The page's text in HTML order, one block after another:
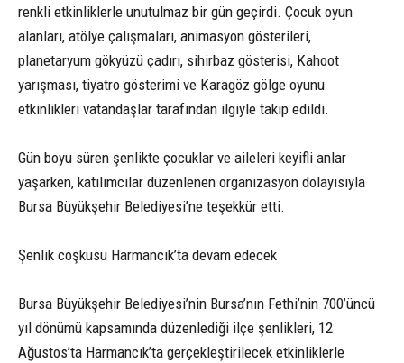
renkli etkinliklerle unutulmaz bir gün geçirdi. Çocuk oyun
alanları, atölye çalışmaları, animasyon gösterileri,
planetaryum gökyüzü çadırı, sihirbaz gösterisi, Kahoot
yarışması, tiyatro gösterimi ve Karagöz gölge oyunu
etkinlikleri vatandaşlar tarafından ilgiyle takip edildi.
Gün boyu süren şenlikte çocuklar ve aileleri keyifli anlar
yaşarken, katılımcılar düzenlenen organizasyon dolayısıyla
Bursa Büyükşehir Belediyesi’ne teşekkür etti.
Şenlik coşkusu Harmancık’ta devam edecek
Bursa Büyükşehir Belediyesi’nin Bursa’nın Fethi’nin 700’üncü
yıl dönümü kapsamında düzenlediği ilçe şenlikleri, 12
Ağustos’ta Harmancık’ta gerçekleştirilecek etkinliklerle